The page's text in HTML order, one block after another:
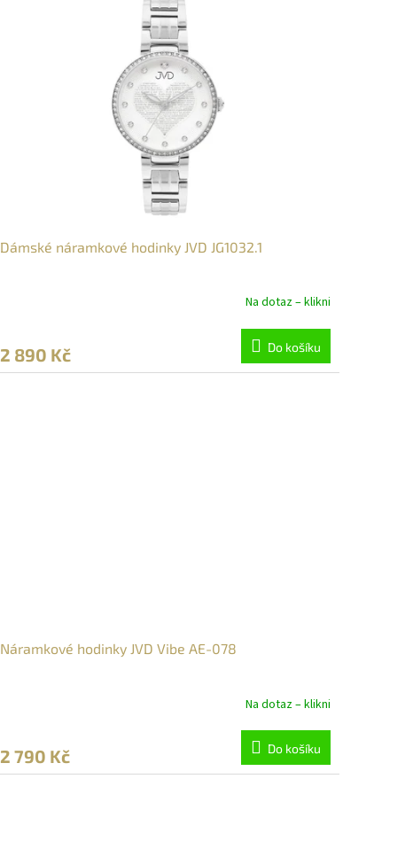
Dámské náramkové hodinky JVD JG1032.1
Na dotaz – klikni
2 890 Kč Do košíku
Náramkové hodinky JVD Vibe AE-078
Na dotaz – klikni
2 790 Kč Do košíku